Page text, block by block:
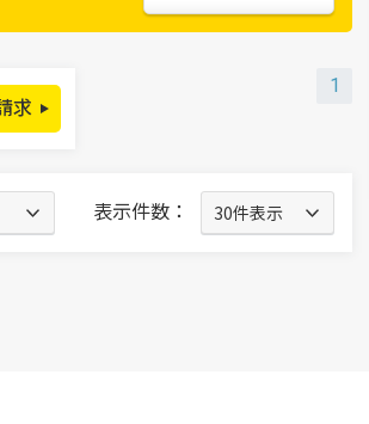
求
1
表示件数：